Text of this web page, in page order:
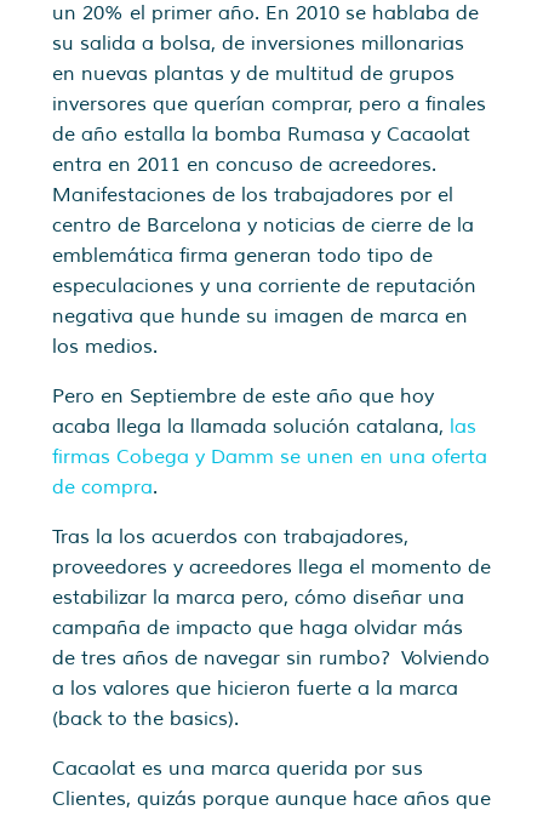
un 20% el primer año. En 2010 se hablaba de
su salida a bolsa, de inversiones millonarias
en nuevas plantas y de multitud de grupos
inversores que querían comprar, pero a finales
de año estalla la bomba Rumasa y Cacaolat
entra en 2011 en concuso de acreedores.
Manifestaciones de los trabajadores por el
centro de Barcelona y noticias de cierre de la
emblemática firma generan todo tipo de
especulaciones y una corriente de reputación
negativa que hunde su imagen de marca en
los medios.
Pero en Septiembre de este año que hoy
acaba llega la llamada solución catalana, las
firmas Cobega y Damm se unen en una oferta
de compra.
Tras la los acuerdos con trabajadores,
proveedores y acreedores llega el momento de
estabilizar la marca pero, cómo diseñar una
campaña de impacto que haga olvidar más
de tres años de navegar sin rumbo? Volviendo
a los valores que hicieron fuerte a la marca
(back to the basics).
Cacaolat es una marca querida por sus
Clientes, quizás porque aunque hace años que